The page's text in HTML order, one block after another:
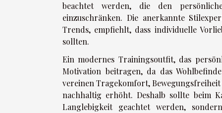
beachtet werden, die den
einzuschränken. Die anerkannte
Trends, empfiehlt, dass individuelle
sollten.
Ein modernes Trainingsoutfit, das
Motivation beitragen, da das
vereinen Tragekomfort,
nachhaltig erhöht. Deshalb sollte beim
Langlebigkeit geachtet werden,